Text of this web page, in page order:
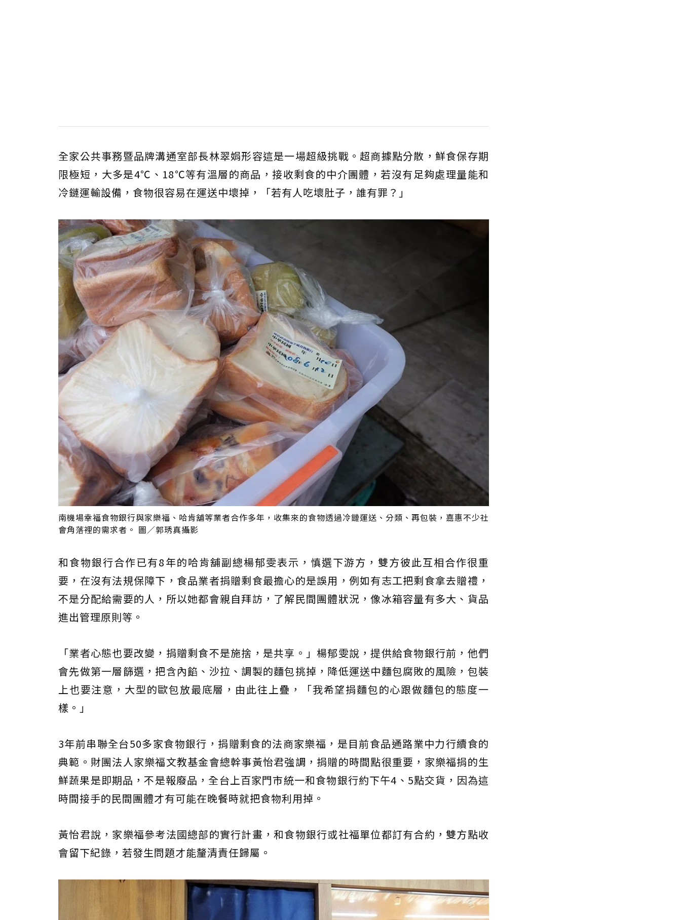
全家公共事務暨品牌溝通室部長林翠娟形容這是一場超級挑戰。超商據點分散，鮮食保存期
限極短，大多是4℃、18℃等有溫層的商品，接收剩食的中介團體，若沒有足夠處理量能和
冷鏈運輸設備，食物很容易在運送中壞掉，「若有人吃壞肚子，誰有罪？」
南機場幸福食物銀行與家樂福、哈肯舖等業者合作多年，收集來的食物透過冷鏈運送、分類、再包裝，嘉惠不少社
會角落裡的需求者。 圖／郭琇真攝影
和食物銀行合作已有8年的哈肯舖副總楊郁雯表示，慎選下游方，雙方彼此互相合作很重
要，在沒有法規保障下，食品業者捐贈剩食最擔心的是誤用，例如有志工把剩食拿去贈禮，
不是分配給需要的人，所以她都會親自拜訪，了解民間團體狀況，像冰箱容量有多大、貨品
進出管理原則等。
「業者心態也要改變，捐贈剩食不是施捨，是共享。」楊郁雯說，提供給食物銀行前，他們
會先做第一層篩選，把含內餡、沙拉、調製的麵包挑掉，降低運送中麵包腐敗的風險，包裝
上也要注意，大型的歐包放最底層，由此往上疊，「我希望捐麵包的心跟做麵包的態度一
樣。」
3年前串聯全台50多家食物銀行，捐贈剩食的法商家樂福，是目前食品通路業中力行續食的
典範。財團法人家樂福文教基金會總幹事黃怡君強調，捐贈的時間點很重要，家樂福捐的生
鮮蔬果是即期品，不是報廢品，全台上百家門市統一和食物銀行約下午4、5點交貨，因為這
時間接手的民間團體才有可能在晚餐時就把食物利用掉。
黃怡君說，家樂福參考法國總部的實行計畫，和食物銀行或社福單位都訂有合約，雙方點收
會留下紀錄，若發生問題才能釐清責任歸屬。